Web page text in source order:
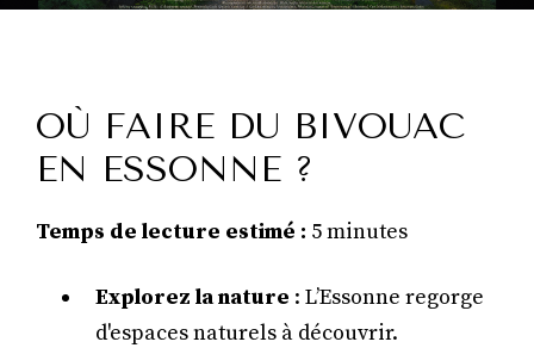
OÙ FAIRE DU BIVOUAC
EN ESSONNE ?
Temps de lecture estimé : 5 minutes
Explorez la nature : L’Essonne regorge
d'espaces naturels à découvrir.